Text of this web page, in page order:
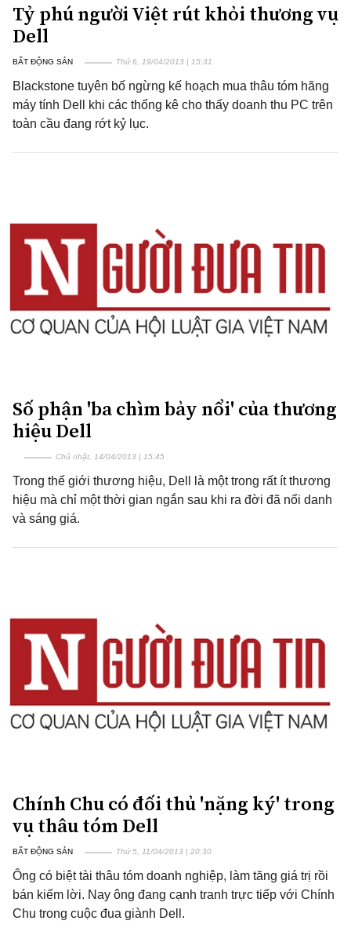
Tỷ phú người Việt rút khỏi thương vụ
Dell
BẤT ĐỘNG SẢN Thứ 6, 19/04/2013 | 15:31
Blackstone tuyên bố ngừng kế hoạch mua thâu tóm hãng
máy tính Dell khi các thống kê cho thấy doanh thu PC trên
toàn cầu đang rớt kỷ lục.
Số phận 'ba chìm bảy nổi' của thương
hiệu Dell
Chủ nhật, 14/04/2013 | 15:45
Trong thế giới thương hiệu, Dell là một trong rất ít thương
hiệu mà chỉ một thời gian ngắn sau khi ra đời đã nổi danh
và sáng giá.
Chính Chu có đối thủ 'nặng ký' trong
vụ thâu tóm Dell
BẤT ĐỘNG SẢN Thứ 5, 11/04/2013 | 20:30
Ông có biệt tài thâu tóm doanh nghiệp, làm tăng giá trị rồi
bán kiếm lời. Nay ông đang cạnh tranh trực tiếp với Chính
Chu trong cuộc đua giành Dell.